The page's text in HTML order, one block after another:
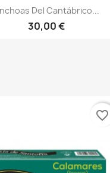
Vista rápida
Del Cantábrico...
30,00 €
favorite_border